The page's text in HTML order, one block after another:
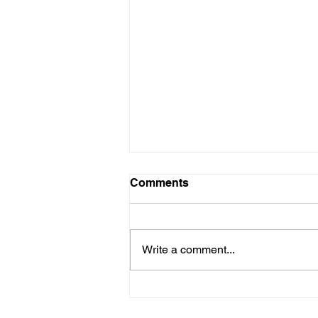
Probleme probleme
Die hoop het toe nie beskaam
noemenswaardige resensie –
Trisa Hugo se skrywe oor...
Comments
Write a comment...